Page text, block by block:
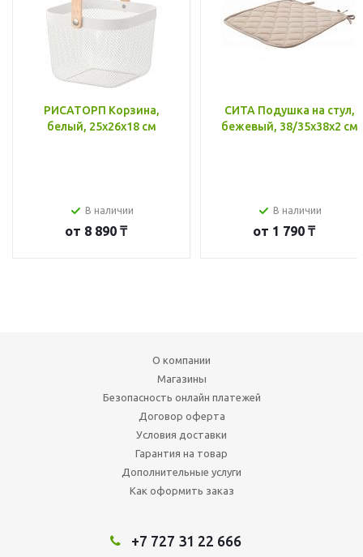
РИСАТОРП Корзина,
белый, 25x26x18 см
В наличии
от 8 890 ₸
СИТА Подушка на стул,
бежевый, 38/35x38x2 см
В наличии
от 1 790 ₸
О компании
Магазины
Безопасность онлайн платежей
Договор оферта
Условия доставки
Гарантия на товар
Дополнительные услуги
Как оформить заказ
+7 727 31 22 666